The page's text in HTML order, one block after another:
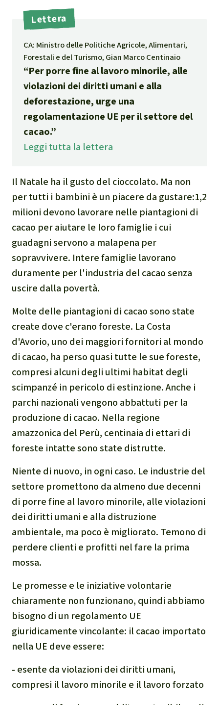
Landgrabbing
Difensori e Difensore
MDL
Incendi
Domande e risposte
Alluminio
Criminalità ambientale,
narcotraffico e territori
indigeni in Amazzonia
Problemi della
certificazione
Yasuní
Chaco
Domande e risposte
Commercio e traffico
internazionale di fauna e
flora selvatiche
Clima
Documento di sintesi sul
clima
CPLI
Nestlé
Pandemia e ambientalismo
Cambiamento climatico
Português
Indonesia
Lettera
CA: Ministro delle Politiche Agricole, Alimentari,
Forestali e del Turismo, Gian Marco Centinaio
“Per porre fine al lavoro minorile, alle
violazioni dei diritti umani e alla
deforestazione, urge una
regolamentazione UE per il settore del
cacao.”
Leggi tutta la lettera
Il Natale ha il gusto del cioccolato. Ma non
per tutti i bambini è un piacere da gustare:1,2
milioni devono lavorare nelle piantagioni di
cacao per aiutare le loro famiglie i cui
guadagni servono a malapena per
sopravvivere. Intere famiglie lavorano
duramente per l'industria del cacao senza
uscire dalla povertà.
Molte delle piantagioni di cacao sono state
create dove c'erano foreste. La Costa
d'Avorio, uno dei maggiori fornitori al mondo
di cacao, ha perso quasi tutte le sue foreste,
compresi alcuni degli ultimi habitat degli
scimpanzé in pericolo di estinzione. Anche i
parchi nazionali vengono abbattuti per la
produzione di cacao. Nella regione
amazzonica del Perù, centinaia di ettari di
foreste intatte sono state distrutte.
Niente di nuovo, in ogni caso. Le industrie del
settore promettono da almeno due decenni
di porre fine al lavoro minorile, alle violazioni
dei diritti umani e alla distruzione
ambientale, ma poco è migliorato. Temono di
perdere clienti e profitti nel fare la prima
mossa.
Le promesse e le iniziative volontarie
chiaramente non funzionano, quindi abbiamo
bisogno di un regolamento UE
giuridicamente vincolante: il cacao importato
nella UE deve essere:
- esente da violazioni dei diritti umani,
compresi il lavoro minorile e il lavoro forzato